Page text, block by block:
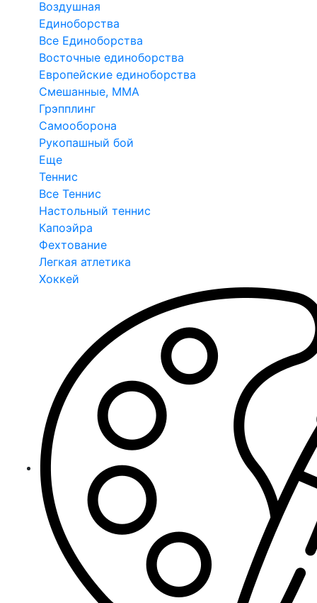
Воздушная
Единоборства
Все Единоборства
Восточные единоборства
Европейские единоборства
Смешанные, ММА
Грэпплинг
Самооборона
Рукопашный бой
Еще
Теннис
Все Теннис
Настольный теннис
Капоэйра
Фехтование
Легкая атлетика
Хоккей